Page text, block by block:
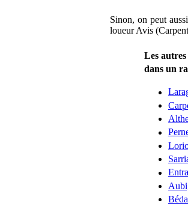
Sinon, on peut
loueur Avis
Les
dans un